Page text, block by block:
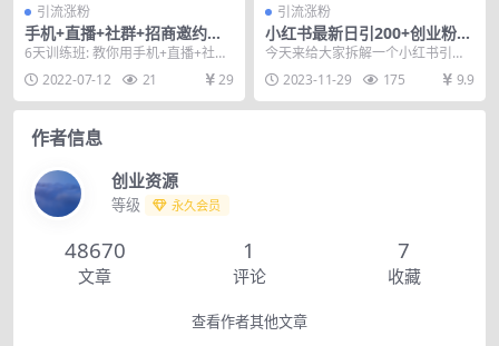
引流涨粉
手机+直播+社群+招商邀约裂
变技术：挑战1小时裂变1000
6天训练班: 教你用手机+直播+社群
+招商邀约裂变1000人；1小时邀约
裂变代理...
2022-07-12 21 29
引流涨粉
小红书最新日引200+创业粉”
割韭菜“日稳定变现4000+实操
今天来给大家拆解一个小红书引流
白领创业粉的教程，小红书上引流
的粉质量是非常高的，...
2023-11-29 175 9.9
作者信息
创业资源
等级 永久会员
48670
文章
1
评论
7
收藏
查看作者其他文章